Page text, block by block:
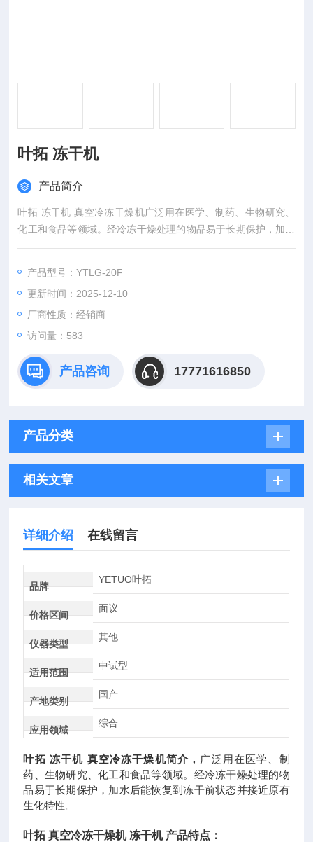
叶拓 冻干机
产品简介
叶拓 冻干机 真空冷冻干燥机广泛用在医学、制药、生物研究、
化工和食品等领域。经冷冻干燥处理的物品易于长期保护，加水
后能恢复到冻干前状态并接近原有生化特性。
产品型号：YTLG-20F
更新时间：2025-12-10
厂商性质：经销商
访问量：583
产品咨询 17771616850
产品分类
相关文章
详细介绍 在线留言
品牌
YETUO叶拓
价格区间
面议
仪器类型
其他
适用范围
中试型
产地类别
国产
应用领域
综合
叶拓 冻干机 真空冷冻干燥机简介， 广泛用在医学、制
药、生物研究、化工和食品等领域。经冷冻干燥处理的物
品易于长期保护，加水后能恢复到冻干前状态并接近原有
生化特性。
叶拓 真空冷冻干燥机 冻干机 产品特点：